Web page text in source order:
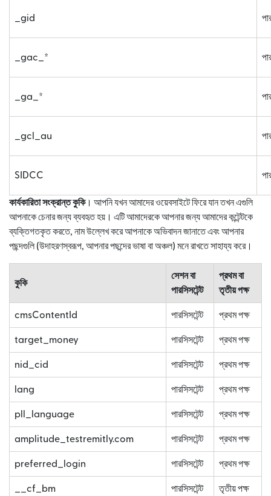
_gid
_gac_*
_ga_*
_gcl_au
SIDCC
কার্যকারিতা সংক্রান্ত কুকি। আপনি যখন আমাদের ওয়েবসাইটে ফিরে যান তখন এগুলি
আপনাকে চেনার জন্য ব্যবহৃত হয়। এটি আমাদেরকে আপনার জন্য আমাদের কন্টেন্টকে
ব্যক্তিগতকৃত করতে, নাম উল্লেখ করে আপনাকে অভিবাদন জানাতে এবং আপনার
পছন্দগুলি (উদাহরণস্বরূপ, আপনার পছন্দের ভাষা বা অঞ্চল) মনে রাখতে সাহায্য করে।
কুকি
সেশন বা
পারসিসটেন্ট
প্রথম বা
তৃতীয় পক্ষ
cmsContentId পারসিসটেন্ট প্রথম পক্ষ
target_money পারসিসটেন্ট প্রথম পক্ষ
nid_cid পারসিসটেন্ট প্রথম পক্ষ
lang পারসিসটেন্ট প্রথম পক্ষ
pll_language পারসিসটেন্ট প্রথম পক্ষ
amplitude_testremitly.com পারসিসটেন্ট প্রথম পক্ষ
preferred_login পারসিসটেন্ট প্রথম পক্ষ
__cf_bm পারসিসটেন্ট তৃতীয় পক্ষ